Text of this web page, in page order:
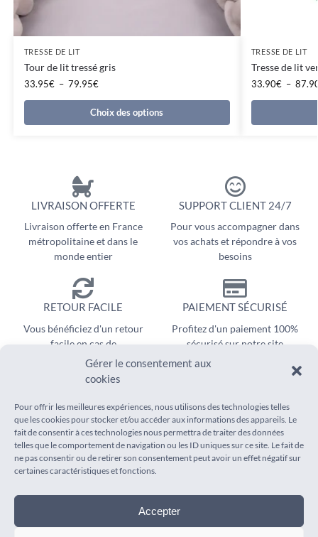
Gérer le consentement aux
cookies
Pour offrir les meilleures expériences, nous utilisons des technologies telles
que les cookies pour stocker et/ou accéder aux informations des appareils. Le
fait de consentir à ces technologies nous permettra de traiter des données
telles que le comportement de navigation ou les ID uniques sur ce site. Le fait de
ne pas consentir ou de retirer son consentement peut avoir un effet négatif sur
certaines caractéristiques et fonctions.
Accepter
TRESSE DE LIT
Tour de lit tressé gris
33.95€ – 79.95€
Choix des options
TRESSE DE LIT
Tresse de lit
33.90€ –
LIVRAISON OFFERTE
Livraison offerte en France
métropolitaine et dans le
monde entier
SUPPORT CLIENT 24/7
Pour vous accompagner dans
vos achats et répondre à vos
besoins
RETOUR FACILE
Vous bénéficiez d'un retour
facile en cas de
remboursement
PAIEMENT SÉCURISÉ
Profitez d'un paiement 100%
sécurisé sur notre site
INFORMATIONS AIDE